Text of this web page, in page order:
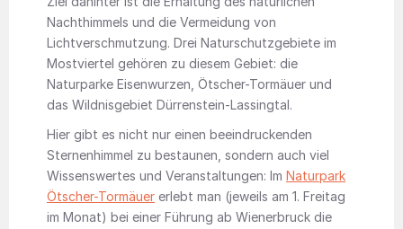
Nachthimmels und die Vermeidung von
Lichtverschmutzung. Drei Naturschutzgebiete im
Mostviertel gehören zu diesem Gebiet: die
Naturparke Eisenwurzen, Ötscher-Tormäuer und
das Wildnisgebiet Dürrenstein-Lassingtal.
Hier gibt es nicht nur einen beeindruckenden
Sternenhimmel zu bestaunen, sondern auch viel
Wissenswertes und Veranstaltungen: Im Naturpark
Ötscher-Tormäuer erlebt man (jeweils am 1. Freitag
im Monat) bei einer Führung ab Wienerbruck die